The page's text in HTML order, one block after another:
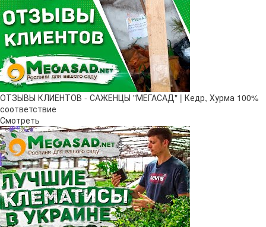
ОТЗЫВЫ КЛИЕНТОВ - САЖЕНЦЫ "МЕГАСАД" | Кедр, Хурма 100%
соответствие
Смотреть